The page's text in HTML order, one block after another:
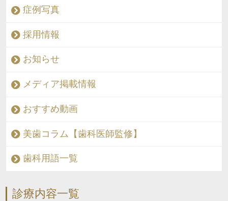
症例写真
採用情報
お知らせ
メディア掲載情報
おすすめ動画
美歯コラム【歯科医師監修】
歯科用語一覧
診療内容一覧